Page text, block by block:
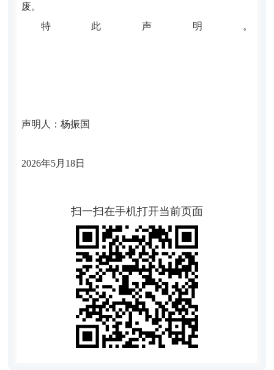
废。
特此声明。
声明人： 杨振国
2026年5月 18日
扫一扫在手机打开当前页面